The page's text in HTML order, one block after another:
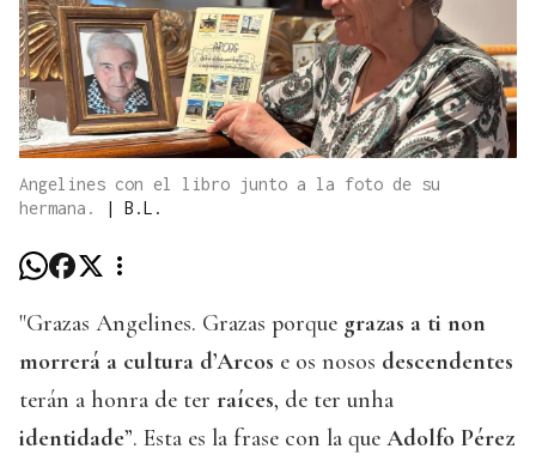
Angelines con el libro junto a la foto de su
hermana.
| B.L.
"Grazas Angelines. Grazas porque grazas a ti non
morrerá a cultura d’Arcos e os nosos descendentes
terán a honra de ter raíces, de ter unha
identidade”. Esta es la frase con la que Adolfo Pérez